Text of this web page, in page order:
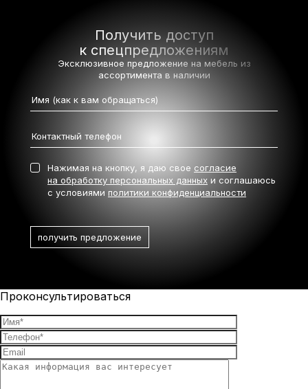
Получить доступ
к спецпредложениям
Эксклюзивное предложение на мебель из
ассортимента в наличии
Нажимая на кнопку, я даю свое согласие
на обработку персональных данных и соглашаюсь
с условиями политики конфиденциальности
Проконсультироваться